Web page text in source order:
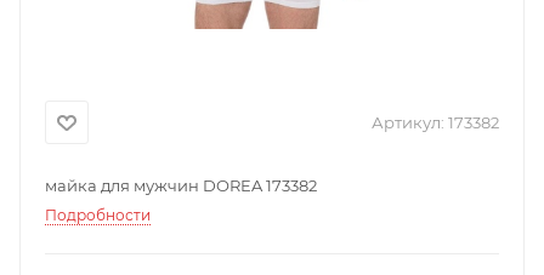
Артикул: 173382
майка для мужчин DOREA 173382
Подробности